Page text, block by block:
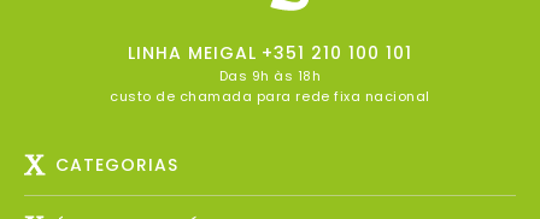
LINHA MEIGAL +351 210 100 101
Das 9h às 18h
custo de chamada para rede fixa nacional
CATEGORIAS